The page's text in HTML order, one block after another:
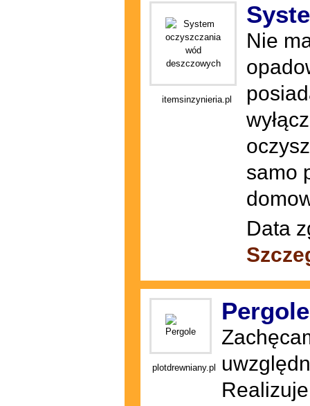
itemsinzynieria.pl
Nie
samo
Data
plotdrewniany.pl
Pergole